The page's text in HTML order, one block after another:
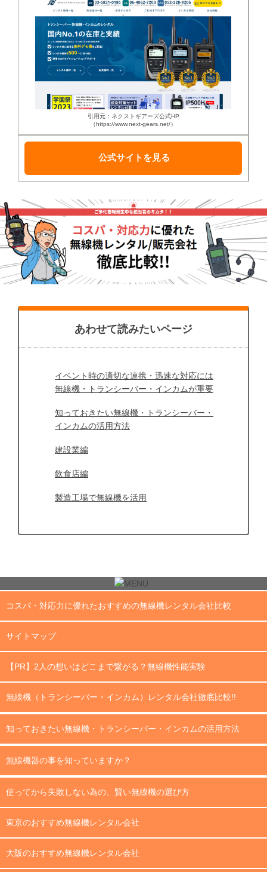
引用元：ネクストギアーズ公式HP
（https://www.next-gears.net/）
公式サイトを見る
あわせて読みたいページ
イベント時の適切な連携・迅速な対応には
無線機・トランシーバー・インカムが重要
知っておきたい無線機・トランシーバー・
インカムの活用方法
建設業編
飲食店編
製造工場で無線機を活用
コスパ・対応力に優れたおすすめの無線機レンタル会社比較
サイトマップ
【PR】2人の想いはどこまで繋がる？無線機性能実験
無線機（トランシーバー・インカム）レンタル会社徹底比較!!
知っておきたい無線機・トランシーバー・インカムの活用方法
無線機器の事を知っていますか？
使ってから失敗しない為の、賢い無線機の選び方
東京のおすすめ無線機レンタル会社
大阪のおすすめ無線機レンタル会社